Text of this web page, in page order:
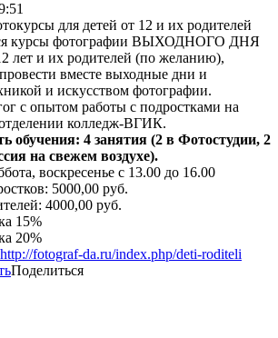
для детей от 12 и их родителей
курсы фотографии ВЫХОДНОГО ДНЯ
лет и их родителей (по желанию),
вместе выходные дни и
и искусством фотографии.
с опытом работы с подростками на
колледж-ВГИК.
обучения: 4 занятия (2 в Фотостудии, 2
на свежем воздухе).
воскресенье с 13.00 до 16.00
5000,00 руб.
4000,00 руб.
15%
20%
http://fotograf-da.ru/index.php/deti-roditeli
Поделиться